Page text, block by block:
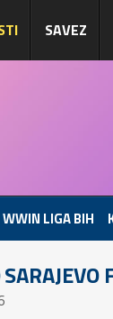
SAVEZ
WWIN LIGA BIH